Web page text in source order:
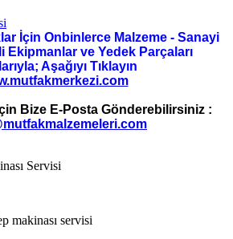
İçin Onbinlerce Malzeme - Sanayi
Ekipmanlar ve Yedek Parçaları
Aşağıyı Tıklayın
Bize E-Posta Gönderebilirsiniz :
Servisi
makinası servisi